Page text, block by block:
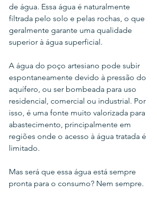
de água. Essa água é naturalmente
filtrada pelo solo e pelas rochas, o que
geralmente garante uma qualidade
superior à água superficial.
A água do poço artesiano pode subir
espontaneamente devido à pressão do
aquífero, ou ser bombeada para uso
residencial, comercial ou industrial. Por
isso, é uma fonte muito valorizada para
abastecimento, principalmente em
regiões onde o acesso à água tratada é
limitado.
Mas será que essa água está sempre
pronta para o consumo? Nem sempre.